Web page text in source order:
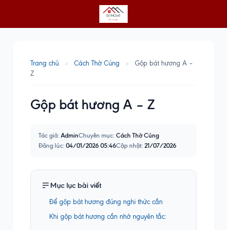
Trang chủ » Cách Thờ Cúng »
Gộp bát hương A –
Z
Gộp bát hương A – Z
Tác giả: AdminChuyên mục: Cách Thờ Cúng
Đăng lúc: 04/01/2026 05:46Cập nhật: 21/07/2026
Mục lục bài viết
Để gộp bát hương đúng nghi thức cần
Khi gộp bát hương cần nhớ nguyên tắc: